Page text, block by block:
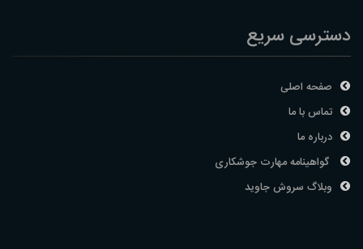
دسترسی سریع
صفحه اصلی
تماس با ما
درباره ما
گواهینامه مهارت جوشکاری
وبلاگ سروش جاوید